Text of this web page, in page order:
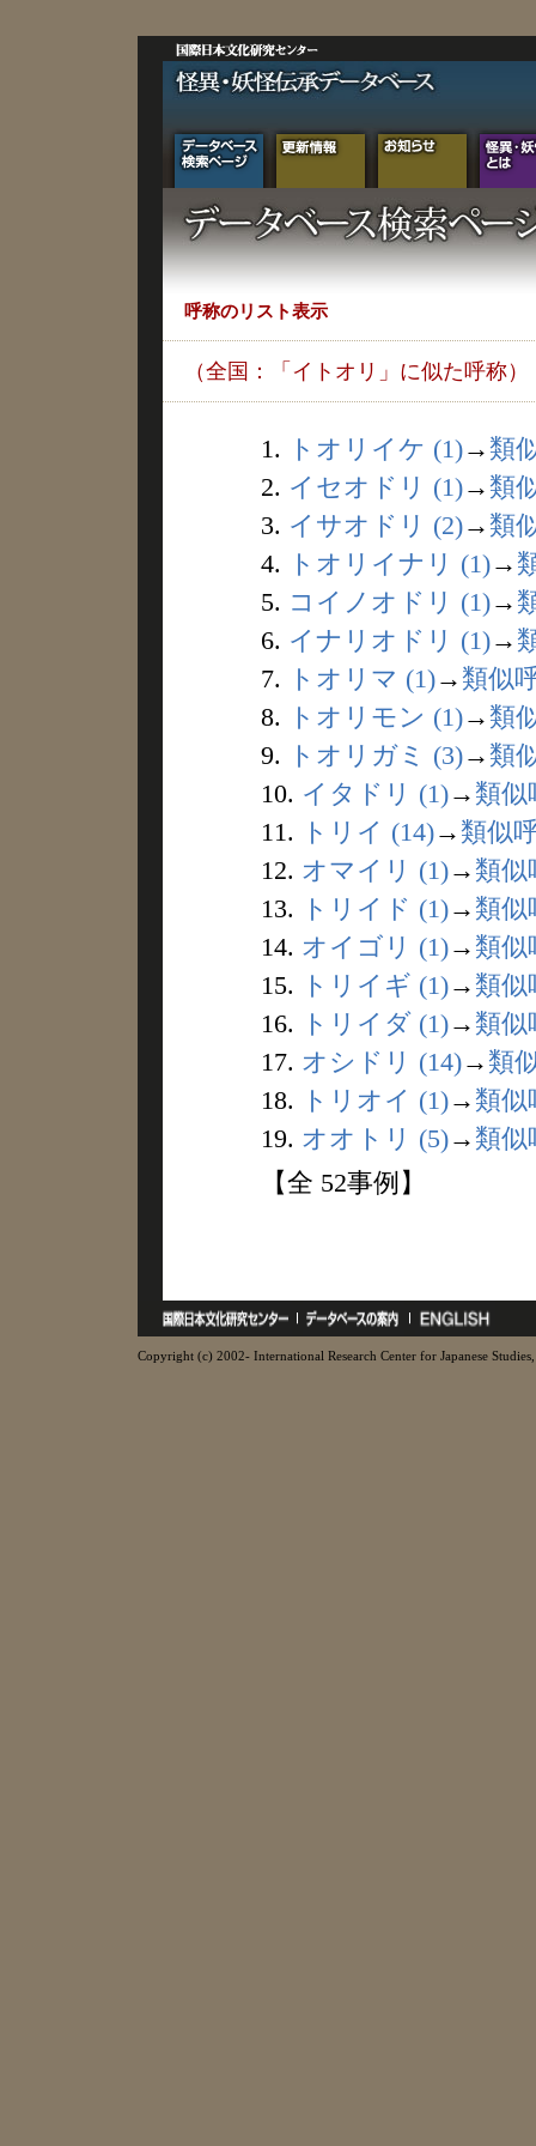
呼称のリスト表示
（全国：「イトオリ」に似た呼称）
1. トオリイケ (1)→ 類
2. イセオドリ (1)→ 類
3. イサオドリ (2)→ 類
4.
トオリイナリ (1)→
5. コイノオドリ (1)→
6. イナリオドリ (1)→
7.
トオリマ (1)→ 類似
8.
トオリモン (1)→ 類
9.
トオリガミ (3)→ 類
10. イタドリ (1)→ 類似
11.
トリイ (14)→ 類似
12. オマイリ (1)→ 類似
13.
トリイド (1)→ 類似
14. オイゴリ (1)→ 類似
15.
トリイギ (1)→ 類似
16.
トリイダ (1)→ 類似
17. オシドリ (14)→ 類
18.
トリオイ (1)→ 類似
19. オオトリ (5)→ 類似
【全 52事例】
Copyright (c) 2002- International Research Center for Japanese